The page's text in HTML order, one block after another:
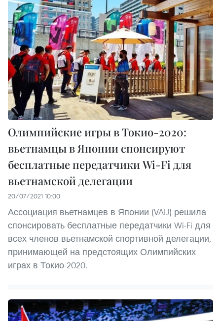
Олимпийские игры в Токио-2020:
вьетнамцы в Японии спонсируют
бесплатные передатчики Wi-Fi для
вьетнамской делегации
20/07/2021 10:00
Ассоциация вьетнамцев в Японии (VAIJ) решила
спонсировать бесплатные передатчики Wi-Fi для
всех членов вьетнамской спортивной делегации,
принимающей на предстоящих Олимпийских
играх в Токио-2020.